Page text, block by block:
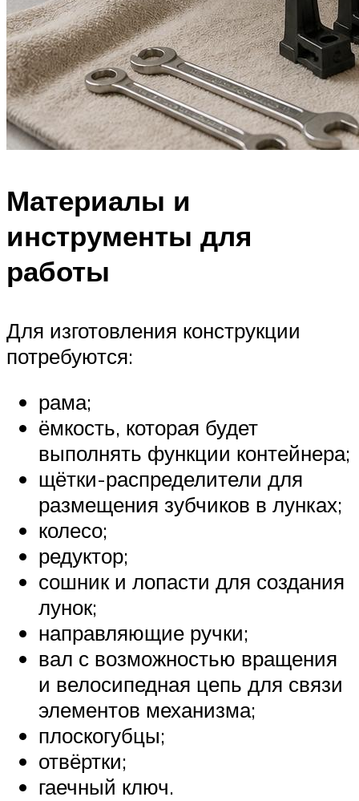
Материалы и
инструменты для
работы
Для изготовления конструкции
потребуются:
рама;
ёмкость, которая будет
выполнять функции контейнера;
щётки-распределители для
размещения зубчиков в лунках;
колесо;
редуктор;
сошник и лопасти для создания
лунок;
направляющие ручки;
вал с возможностью вращения
и велосипедная цепь для связи
элементов механизма;
плоскогубцы;
отвёртки;
гаечный ключ.